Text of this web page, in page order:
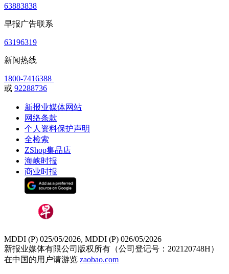
63883838
早报广告联系
63196319
新闻热线
1800-7416388
或 92288736
新报业媒体网站
网络条款
个人资料保护声明
全检索
ZShop集品店
海峡时报
商业时报
MDDI (P) 025/05/2026, MDDI (P) 026/05/2026
新报业媒体有限公司版权所有（公司登记号：202120748H）
在中国的用户请游览 zaobao.com